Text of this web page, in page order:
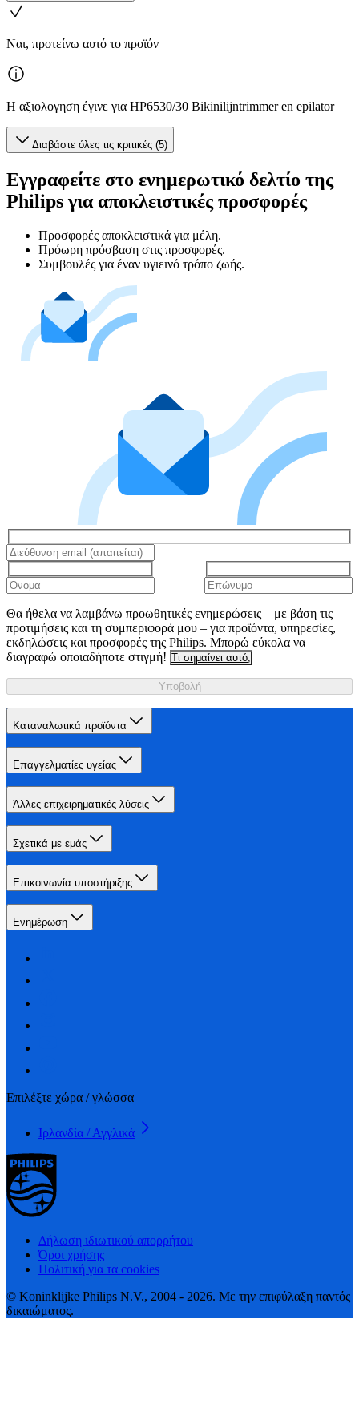
Ναι, προτείνω αυτό το προϊόν
Η αξιολογηση έγινε για HP6530/30 Bikinilijntrimmer en epilator
Διαβάστε όλες τις κριτικές (5)
Εγγραφείτε στο ενημερωτικό δελτίο της
Philips για αποκλειστικές προσφορές
Προσφορές αποκλειστικά για μέλη.
Πρόωρη πρόσβαση στις προσφορές.
Συμβουλές για έναν υγιεινό τρόπο ζωής.
Θα ήθελα να λαμβάνω προωθητικές ενημερώσεις – με βάση τις
προτιμήσεις και τη συμπεριφορά μου – για προϊόντα, υπηρεσίες,
εκδηλώσεις και προσφορές της Philips. Μπορώ εύκολα να
διαγραφώ οποιαδήποτε στιγμή! Τι σημαίνει αυτό;
Υποβολή
Καταναλωτικά προϊόντα
Επαγγελματίες υγείας
Άλλες επιχειρηματικές λύσεις
Σχετικά με εμάς
Επικοινωνία υποστήριξης
Ενημέρωση
Επιλέξτε χώρα / γλώσσα
Ιρλανδία / Αγγλικά
Δήλωση ιδιωτικού απορρήτου
Όροι χρήσης
Πολιτική για τα cookies
© Koninklijke Philips N.V., 2004 - 2026. Με την επιφύλαξη παντός
δικαιώματος.